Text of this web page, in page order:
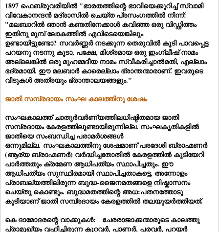
1897 ഫെബ്രുവരിയിൽ "ഭാരതത്തിന്റെ ഭാവിയെക്കുറിച്ച് സ്വാമി
വിവേകാനന്ദൻ മദ്രാസിൽ ചെയ്ത പ്രസംഗത്തിൽ നിന്ന്:
"മലബാറിൽ ഞാൻ കണ്ടതിനേക്കാൾ കവിഞ്ഞ ഒരു വിഡ്ഢിത്തം
ഇതിനു മുമ്പ് ലോകത്തിൽ എവിടെയെങ്കിലും
ഉണ്ടായിട്ടുണ്ടോ? സവർണ്ണർ നടക്കുന്ന തെരുവിൽ കൂടി പാവപ്പെട്ട
പറയനു നടന്നു കൂടാ, പക്ഷേ, മിശ്രമായ ഒരു ഇംഗ്ലീഷ് നാമം
അല്ലെങ്കിൽ ഒരു മുഹമ്മദീയ നാമം സ്വീകരിച്ചാൽമതി, എല്ലാം
ഭദ്രമായി. ഈ മലബാർ കാരെല്ലാം ഭ്രാന്തന്മാരാണ്. ഇവരുടെ
വീടുകൾ അത്രയും ഭ്രാന്താലയങ്ങളും."
ജാതി സമ്പ്രദായം സംഘ കാലത്തിനു ശേഷം
സംഘകാലത്ത് ചാതുർവർണ്യത്തിലധിഷ്ടിതമായ ജാതി
സമ്പ്രദായം കേരളത്തിലുണ്ടായിരുന്നില്ല. സംഘകൃതികളിൽ
ജാതിയെ സംബന്ധിച്ച പരാമർശങ്ങൾ
ഒന്നുമില്ല. സംഘകാലത്തിനു ശേഷമാണ് പരദേശി ബ്രാഹ്മണർ
(ആര്യ ബ്രാഹ്മണർ) വർദ്ധിച്ചതോതിൽ കേരളത്തിൽ കുടിയേറി
പാർത്തതും ക്രമേണ ആധിപത്യം സ്ഥാപിച്ചതും. ഈ
ആധിപത്യം സുസ്ഥിരമായി സ്ഥാപിച്ചതാകട്ടെ, അന്നോളം
പ്രാബല്യത്തിലിരുന്ന ബുദ്ധ-ജൈനമതങ്ങളെ നിഷ്കാസനം
ചെയ്തു കൊണ്ടും. ബുദ്ധമതത്തിന്റെ അധ:പതനത്തോടു
കൂടിയാണ് ജാതി സമ്പ്രദായം കേരളത്തിൽ തലയുയർത്തിയത്.
കെ ദാമോദരന്റെ വാക്കുകൾ: ചേരരാജാക്കന്മാരുടെ കാലത്തു
പ്രാമുഖ്യം വഹിച്ചിരുന്ന കുറവർ, പാണർ, പരവർ, പറയർ